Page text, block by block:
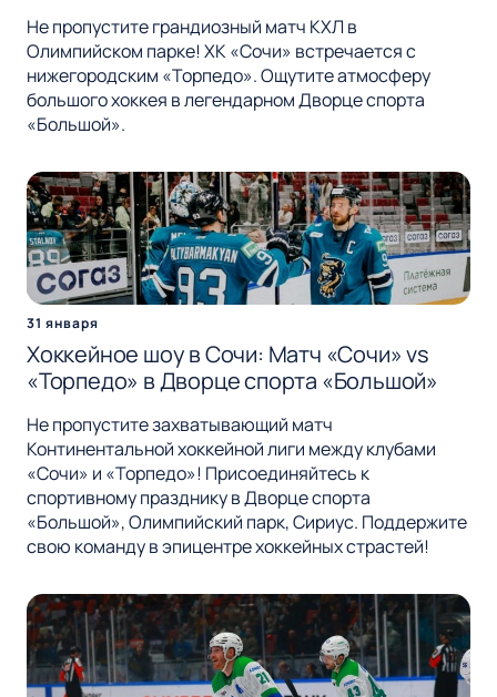
Не пропустите грандиозный матч КХЛ в
Олимпийском парке! ХК «Сочи» встречается с
нижегородским «Торпедо». Ощутите атмосферу
большого хоккея в легендарном Дворце спорта
«Большой».
31 января
Хоккейное шоу в Сочи: Матч «Сочи» vs
«Торпедо» в Дворце спорта «Большой»
Не пропустите захватывающий матч
Континентальной хоккейной лиги между клубами
«Сочи» и «Торпедо»! Присоединяйтесь к
спортивному празднику в Дворце спорта
«Большой», Олимпийский парк, Сириус. Поддержите
свою команду в эпицентре хоккейных страстей!